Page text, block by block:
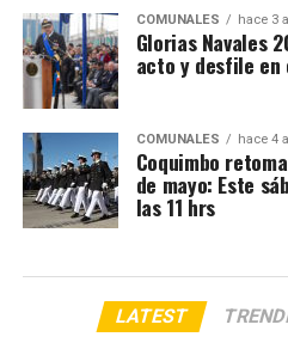
COMUNALES hace 3
Glorias Navales
acto y desfile
COMUNALES hace 4
Coquimbo
de mayo: Este
las 11 hrs
LATEST